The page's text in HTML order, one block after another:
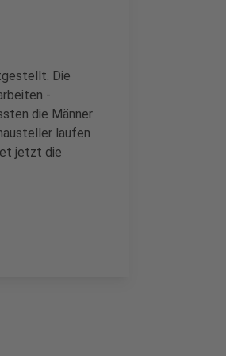
Die
-
die Männer
laufen
jetzt die